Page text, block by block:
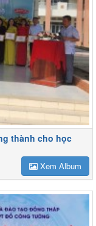
thành cho học
Xem Album